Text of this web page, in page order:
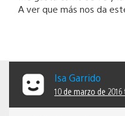
A ver que más nos da
Isa Garrido
10 de marzo de